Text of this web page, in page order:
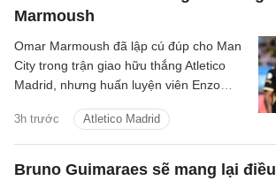
Marmoush
3h trước Atletico Madrid
Omar Marmoush đã lập cú đúp cho Man
City trong trận giao hữu thắng Atletico
Madrid, nhưng huấn luyện viên Enzo
anh.
Bruno Guimaraes sẽ mang lại